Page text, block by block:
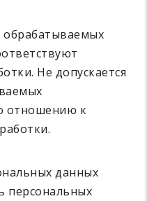
Не допускается
отношению к
данных
персональных